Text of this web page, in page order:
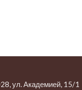
ул. Академией, 15/1